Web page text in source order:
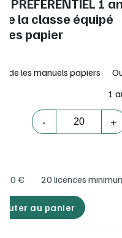
Bac ».
PREFERENTIEL 1 an
la classe équipé
papier
les manuels papiers
1
-
Quantité
+
€ 20 licences
au panier